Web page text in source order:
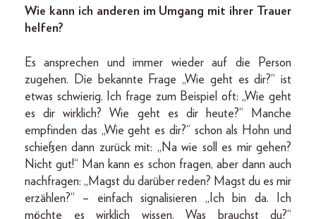
Wie kann ich anderen im Umgang mit ihrer Trauer
helfen?
Es ansprechen und immer wieder auf die Person
zugehen. Die bekannte Frage „Wie geht es dir?“ ist
etwas schwierig. Ich frage zum Beispiel oft: „Wie geht
es dir wirklich? Wie geht es dir heute?“ Manche
empfinden das „Wie geht es dir?“ schon als Hohn und
schießen dann zurück mit: „Na wie soll es mir gehen?
Nicht gut!“ Man kann es schon fragen, aber dann auch
nachfragen: „Magst du darüber reden? Magst du es mir
erzählen?“ – einfach signalisieren „Ich bin da. Ich
möchte es wirklich wissen. Was brauchst du?“